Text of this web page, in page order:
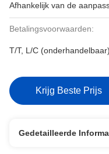
Afhankelijk van de
Betalingsvoorwaarden:
T/T, L/C (onderhandelbaar)
Krijg Beste Prijs
Gedetailleerde